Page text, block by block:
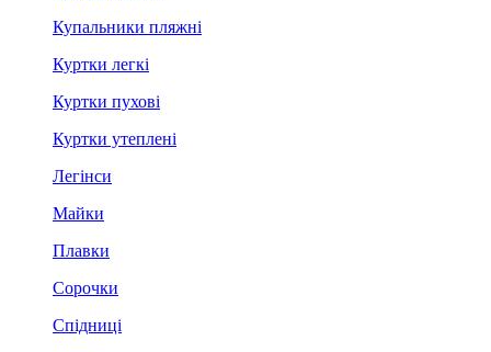
Купальники пляжні
Куртки легкі
Куртки пухові
Куртки утеплені
Легінси
Майки
Плавки
Сорочки
Спідниці